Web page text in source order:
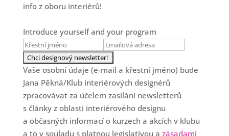
info z oboru interiérů!
Introduce yourself and your program
Vaše osobní údaje (e-mail a křestní jméno) bude
Jana Pěkná/Klub interiérových designérů
zpracovávat za účelem zasílání newsletterů
s články z oblasti interiérového designu
a občasných informací o kurzech a akcích v klubu
a to v souladu s platnou legislativou a zásadami